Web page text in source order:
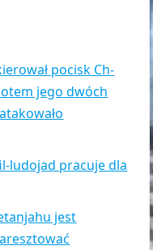
pocisk Ch-
jego dwóch
ludojad pracuje dla
jest